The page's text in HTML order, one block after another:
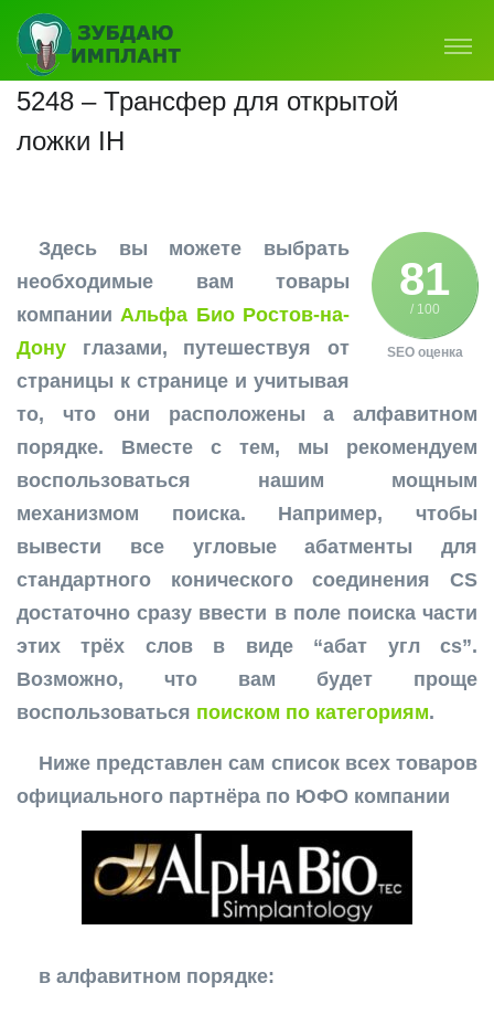
5248 – Трансфер для открытой
ложки IH
81
/ 100
SEO оценка
Здесь вы можете выбрать
необходимые вам товары
компанииАльфа Био Ростов-на-
Дону глазами, путешествуя от
страницы к странице и учитывая
то, что они расположены а алфавитном
порядке. Вместе с тем, мы рекомендуем
воспользоваться нашим мощным
механизмом поиска. Например, чтобы
вывести все угловые абатменты для
стандартного конического соединения CS
достаточно сразу ввести в поле поиска части
этих трёх слов в виде “абат угл cs”.
Возможно, что вам будет проще
воспользоваться поиском по категориям.
Ниже представлен сам список всех товаров
официального партнёра по ЮФО компании
в алфавитном порядке: